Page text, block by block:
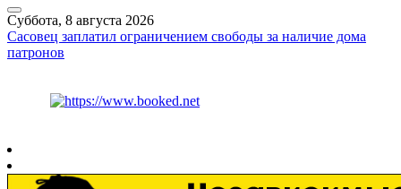
Суббота, 8 августа 2026
Сасовец заплатил ограничением свободы за наличие дома
патронов